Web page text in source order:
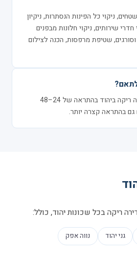
ניקוי כל הפינות הנסתרות, ניקיון
שירותים, ניקוי חלונות מבפנים
וסורגים, שטיפת מרפסות, הכנה לצילום
ניתן לתאם ניקיון דירה ריקה ביהוד בהתראה של 24–48
גם בהתראה קצרה יותר.
ריקה בכל שכונות יהוד, כולל:
גני יהוד נווה אפק